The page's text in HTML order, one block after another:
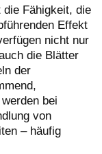
Fähigkeit, die
Effekt
nicht nur
die Blätter
der
bei
von
– häufig